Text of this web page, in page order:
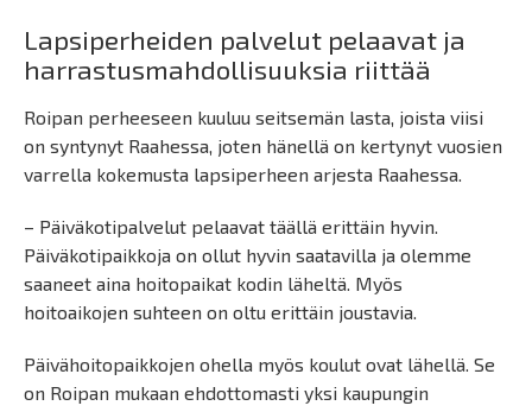
Lapsiperheiden palvelut pelaavat ja
harrastusmahdollisuuksia riittää
Roipan perheeseen kuuluu seitsemän lasta, joista viisi
on syntynyt Raahessa, joten hänellä on kertynyt vuosien
varrella kokemusta lapsiperheen arjesta Raahessa.
– Päiväkotipalvelut pelaavat täällä erittäin hyvin.
Päiväkotipaikkoja on ollut hyvin saatavilla ja olemme
saaneet aina hoitopaikat kodin läheltä. Myös
hoitoaikojen suhteen on oltu erittäin joustavia.
Päivähoitopaikkojen ohella myös koulut ovat lähellä. Se
on Roipan mukaan ehdottomasti yksi kaupungin